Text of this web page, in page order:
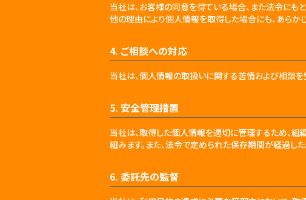
当社は、お客様の同意を得ている場合、また法令に
他の理由により個人情報を取得した場合にも、あらか
4. ご相談への対応
当社は、個人情報の取扱いに関する苦情および相談
5. 安全管理措置
当社は、取得した個人情報を適切に管理するため、組
組みます。また、法令で定められた保存期間が経過し
6. 委託先の監督